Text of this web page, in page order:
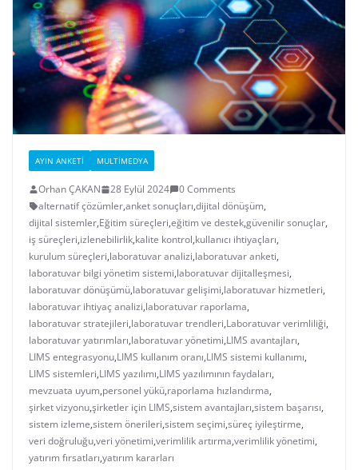
AYIN ANKETI MULTIMEDYA
Orhan ÇAKAN 28 Eylül 2024
0 Comments
alternatif çözümler,anket sonuçları,dijital dönüşüm,
dijital sistemler,Eğitim süreçleri,eğitim ve destek,güvenilir sonuçlar,
iş süreçleri,izlenebilirlik,kalite kontrol,kullanıcı ihtiyaçları,
kurulum süreçleri,laboratuvar analizi,laboratuvar anketi,
laboratuvar bilgi yönetim sistemi,laboratuvar dijitalleşmesi,
laboratuvar dönüşümü,laboratuvar gelişimi,laboratuvar hizmetleri,
laboratuvar ihtiyaç analizi,laboratuvar raporlama,
laboratuvar stratejileri,laboratuvar trendleri,Laboratuvar verimliliği,
laboratuvar yatırımları,laboratuvar yönetimi,LIMS avantajları,
LIMS entegrasyonu,LIMS kullanım oranı,LIMS sistemi kullanımı,
LIMS sistemleri,LIMS yazılımı,LIMS yazılımının faydaları,
mevzuata uyum,personel yükü,raporlama hızlandırma,
şirket vizyonu,şirketler için LIMS,sistem avantajları,sistem başarısı,
sistem izleme,sistem önerileri,sistem seçimi,süreç iyileştirme,
veri doğruluğu,veri yönetimi,verimlilik artırma,verimlilik yönetimi,
yatırım fırsatları,yatırım kararları